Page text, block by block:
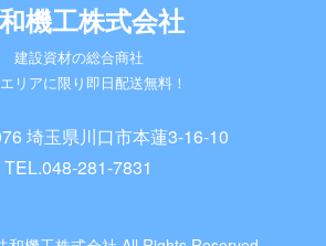
機工株式会社
建設資材の総合商社
リアに限り即日配送無料！
埼玉県川口市本蓮3-16-10
TEL.048-281-7831